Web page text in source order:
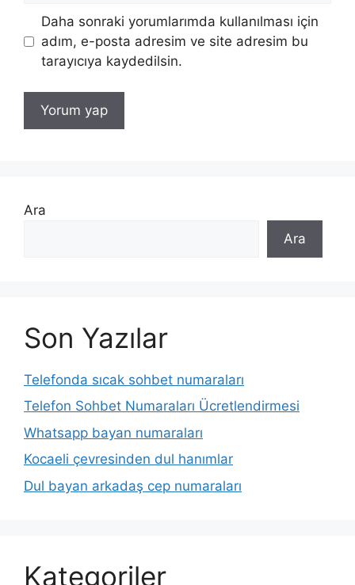
Daha sonraki yorumlarımda kullanılması için
adım, e-posta adresim ve site adresim bu
tarayıcıya kaydedilsin.
Ara
Ara
Son Yazılar
Telefonda sıcak sohbet numaraları
Telefon Sohbet Numaraları Ücretlendirmesi
Whatsapp bayan numaraları
Kocaeli çevresinden dul hanımlar
Dul bayan arkadaş cep numaraları
Kategoriler